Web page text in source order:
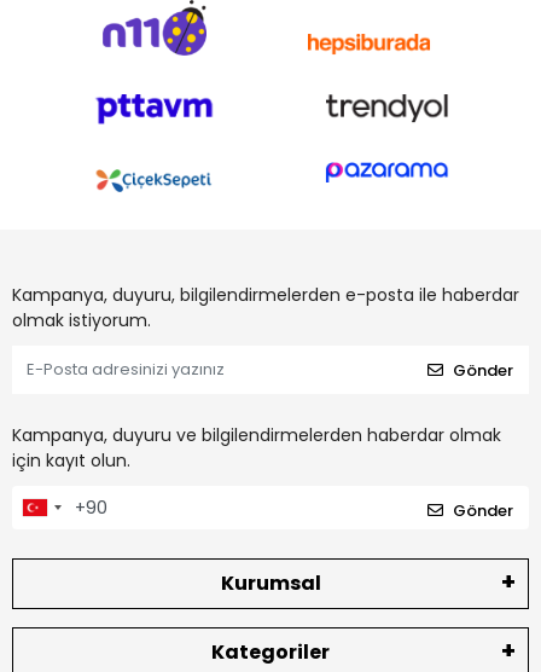
Kampanya, duyuru, bilgilendirmelerden e-posta ile haberdar
olmak istiyorum.
Gönder
Kampanya, duyuru ve bilgilendirmelerden haberdar olmak
için kayıt olun.
Gönder
Kurumsal
Kategoriler